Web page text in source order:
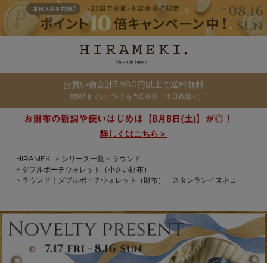
お買い物合計3,980円以上で送料無料
朝9時までのご注文を当日発送（土日祝除く）
詳しくはこちら＞
HIRAMEKI. シリーズ一覧
ラウンド
ダブルポーチウォレット（小さい財布）
ラウンド｜ダブルポーチウォレット（財布） スタンランイヌネコ